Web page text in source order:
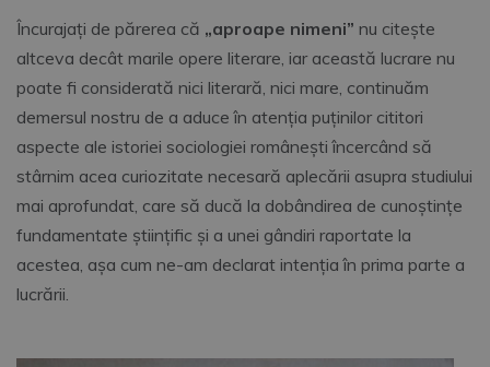
Încurajaţi de părerea că „aproape nimeni” nu citeşte
altceva decât marile opere literare, iar această lucrare nu
poate fi considerată nici literară, nici mare, continuăm
demersul nostru de a aduce în atenţia puţinilor cititori
aspecte ale istoriei sociologiei româneşti încercând să
stârnim acea curiozitate necesară aplecării asupra studiului
mai aprofundat, care să ducă la dobândirea de cunoştinţe
fundamentate ştiinţific şi a unei gândiri raportate la
acestea, aşa cum ne-am declarat intenţia în prima parte a
lucrării.